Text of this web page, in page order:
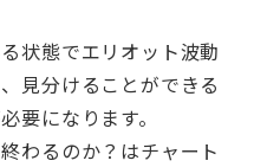
状態でエリオット波動
見分けることができる
要になります。
わるのか？はチャート